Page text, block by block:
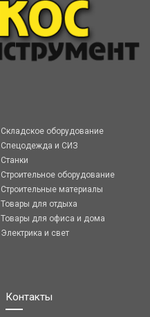
Складское оборудование
Спецодежда и СИЗ
Станки
Строительное оборудование
Строительные материалы
Товары для отдыха
Товары для офиса и дома
Электрика и свет
Контакты